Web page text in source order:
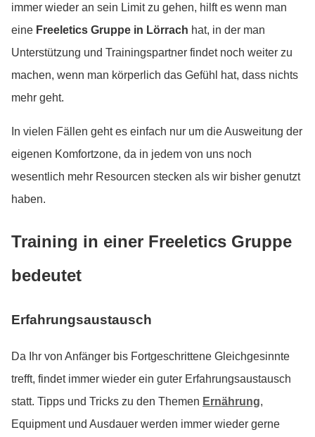
immer wieder an sein Limit zu gehen, hilft es wenn man
eine Freeletics Gruppe in Lörrach hat, in der man
Unterstützung und Trainingspartner findet noch weiter zu
machen, wenn man körperlich das Gefühl hat, dass nichts
mehr geht.
In vielen Fällen geht es einfach nur um die Ausweitung der
eigenen Komfortzone, da in jedem von uns noch
wesentlich mehr Resourcen stecken als wir bisher genutzt
haben.
Training in einer Freeletics Gruppe
bedeutet
Erfahrungsaustausch
Da Ihr von Anfänger bis Fortgeschrittene Gleichgesinnte
trefft, findet immer wieder ein guter Erfahrungsaustausch
statt. Tipps und Tricks zu den Themen Ernährung,
Equipment und Ausdauer werden immer wieder gerne